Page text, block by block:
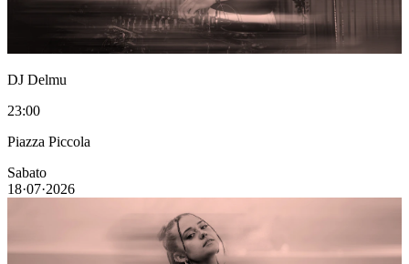
DJ Delmu
23:00
Piazza Piccola
Sabato
18·07·2026